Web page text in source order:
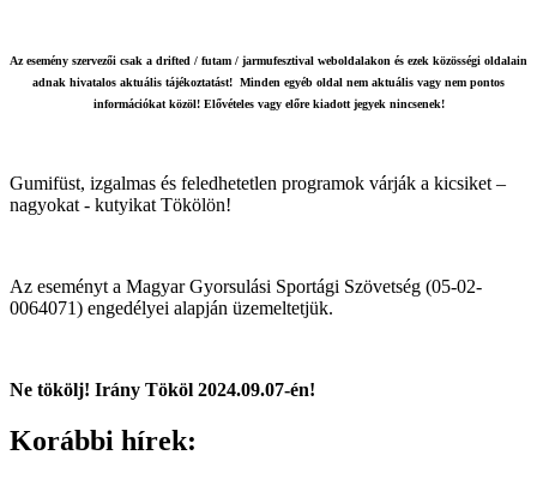
Az esemény szervezői csak a drifted / futam / jarmufesztival weboldalakon és ezek közösségi oldalain
adnak hivatalos aktuális tájékoztatást! Minden egyéb oldal nem aktuális vagy nem pontos
információkat közöl! Elővételes vagy előre kiadott jegyek nincsenek!
Gumifüst, izgalmas és feledhetetlen programok várják a kicsiket –
nagyokat - kutyikat Tökölön!
Az eseményt a Magyar Gyorsulási Sportági Szövetség (05-02-
0064071) engedélyei alapján üzemeltetjük.
Ne tökölj! Irány Tököl 2024.09.07-én!
Korábbi hírek: